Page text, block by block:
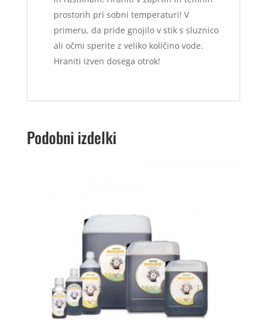
prostorih pri sobni temperaturi! V
primeru, da pride gnojilo v stik s sluznico
ali očmi sperite z veliko količino vode.
Hraniti izven dosega otrok!
Podobni izdelki